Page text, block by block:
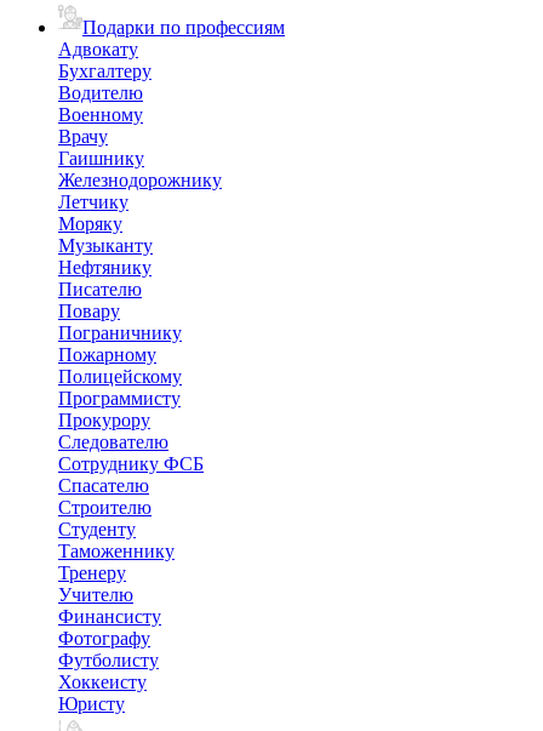
Подарки по профессиям
Адвокату
Бухгалтеру
Водителю
Военному
Врачу
Гаишнику
Железнодорожнику
Летчику
Моряку
Музыканту
Нефтянику
Писателю
Повару
Пограничнику
Пожарному
Полицейскому
Программисту
Прокурору
Следователю
Сотруднику ФСБ
Спасателю
Строителю
Студенту
Таможеннику
Тренеру
Учителю
Финансисту
Фотографу
Футболисту
Хоккеисту
Юристу